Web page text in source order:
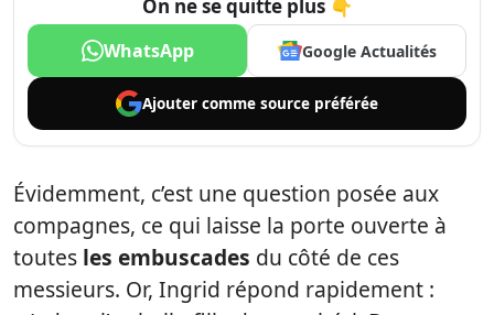
On ne se quitte plus 👇
WhatsApp Google Actualités
Ajouter comme source préférée
Évidemment, c’est une question posée aux
compagnes, ce qui laisse la porte ouverte à
toutes les embuscades du côté de ces
messieurs. Or, Ingrid répond rapidement :